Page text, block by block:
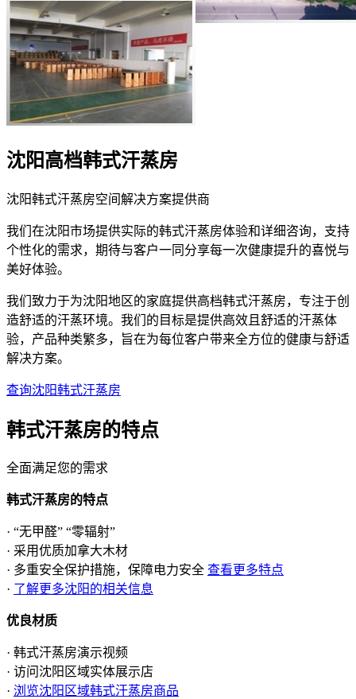
沈阳高档韩式汗蒸房
沈阳韩式汗蒸房空间解决方案提供商
我们在沈阳市场提供实际的韩式汗蒸房体验和详细咨询，支持
个性化的需求，期待与客户一同分享每一次健康提升的喜悦与
美好体验。
我们致力于为沈阳地区的家庭提供高档韩式汗蒸房，专注于创
造舒适的汗蒸环境。我们的目标是提供高效且舒适的汗蒸体
验，产品种类繁多，旨在为每位客户带来全方位的健康与舒适
解决方案。
查询沈阳韩式汗蒸房
韩式汗蒸房的特点
全面满足您的需求
韩式汗蒸房的特点
· “无甲醛” “零辐射”
· 采用优质加拿大木材
· 多重安全保护措施，保障电力安全 查看更多特点
· 了解更多沈阳的相关信息
优良材质
· 韩式汗蒸房演示视频
· 访问沈阳区域实体展示店
· 浏览沈阳区域韩式汗蒸房商品